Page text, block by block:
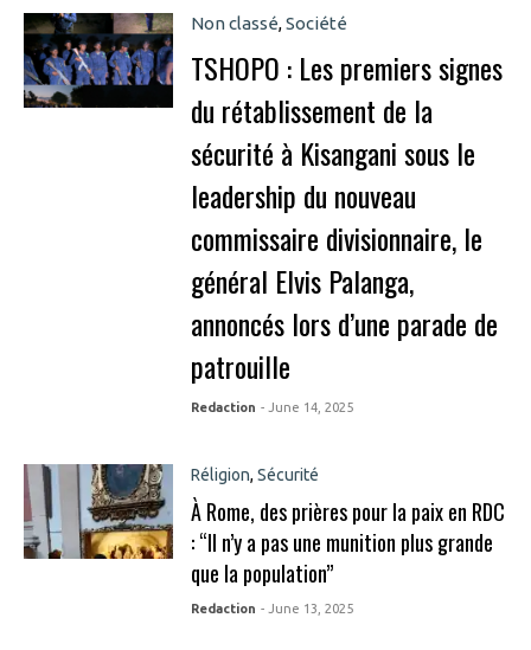
Non classé,Société
TSHOPO : Les premiers signes
du rétablissement de la
sécurité à Kisangani sous le
leadership du nouveau
commissaire divisionnaire, le
général Elvis Palanga,
annoncés lors d’une parade de
patrouille
Redaction - June 14, 2025
Réligion, Sécurité
À Rome, des prières pour la paix en RDC
: “Il n’y a pas une munition plus grande
que la population”
Redaction - June 13, 2025